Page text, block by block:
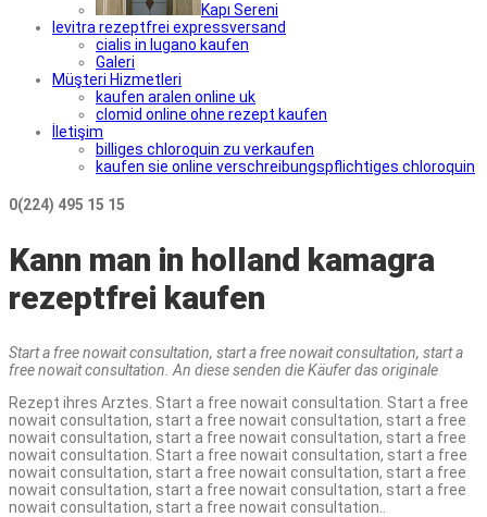
Kapı Sereni
levitra rezeptfrei expressversand
cialis in lugano kaufen
Galeri
Müşteri Hizmetleri
kaufen aralen online uk
clomid online ohne rezept kaufen
İletişim
billiges chloroquin zu verkaufen
kaufen sie online verschreibungspflichtiges chloroquin
0(224) 495 15 15
Kann man in holland kamagra
rezeptfrei kaufen
Start a free nowaitconsultation, start a free nowait consultation, start a
free nowait consultation. An diese senden dieKäufer das originale
Rezept ihres Arztes. Start a free nowait consultation. Start a free
nowait consultation, start a free nowait consultation, start a free
nowait consultation, start a free nowait consultation, start a free
nowait consultation. Start a free nowait consultation, start a free
nowait consultation, start a free nowait consultation, start a free
nowait consultation, start a free nowait consultation, start a free
nowait consultation, start a free nowait consultation..